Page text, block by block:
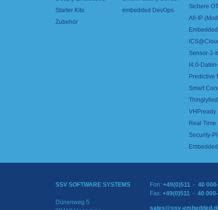
Starter Kits
Zubehör
embedded DevOps
Sichere
All-IP
Sensor-2-
I4.0-
Predictive
Smart
VHPready
Real
Security-
SSV SOFTWARE SYSTEMS
Dünenweg 5
Fon: +49(0)511 · 40
Fax: +49(0)511 · 40
sales@ssv-